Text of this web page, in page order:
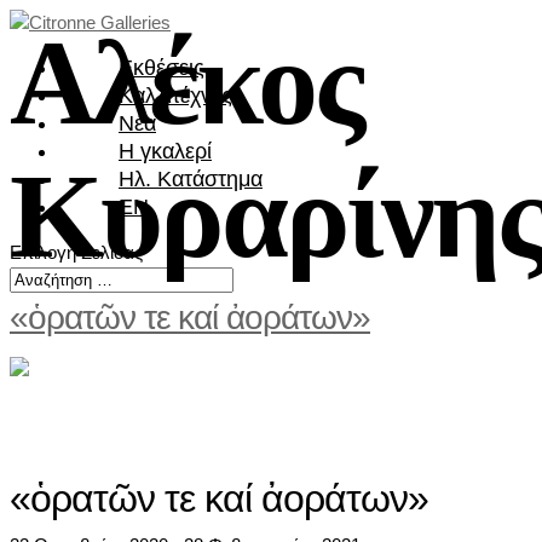
Εκθέσεις
Καλλιτέχνες
Νέα
Η γκαλερί
Ηλ. Κατάστημα
EN
Επιλογή Σελίδας
«ὁρατῶν τε καί ἀοράτων»
Αλέκος
«ὁρατῶν τε καί ἀοράτων»